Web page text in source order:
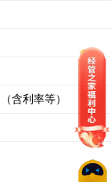
含利率等）